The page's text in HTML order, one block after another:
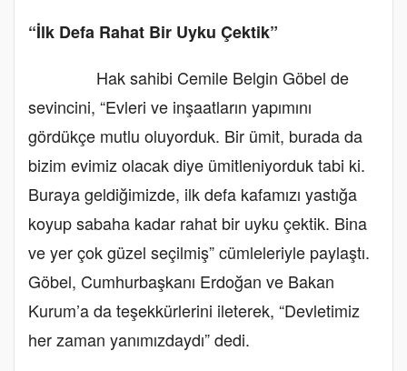
“İlk Defa Rahat Bir Uyku Çektik”
Hak sahibi Cemile Belgin Göbel de
sevincini, “Evleri ve inşaatların yapımını
gördükçe mutlu oluyorduk. Bir ümit, burada da
bizim evimiz olacak diye ümitleniyorduk tabi ki.
Buraya geldiğimizde, ilk defa kafamızı yastığa
koyup sabaha kadar rahat bir uyku çektik. Bina
ve yer çok güzel seçilmiş” cümleleriyle paylaştı.
Göbel, Cumhurbaşkanı Erdoğan ve Bakan
Kurum’a da teşekkürlerini ileterek, “Devletimiz
her zaman yanımızdaydı” dedi.